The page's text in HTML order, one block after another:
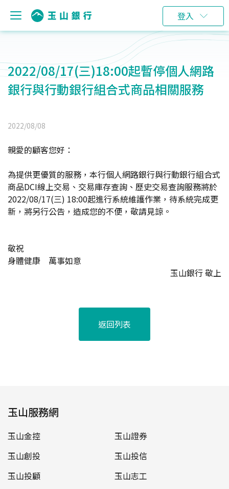
登入
2022/08/17(三)18:00起暫停個人網路
銀行與行動銀行組合式商品相關服務
2022/08/08
親愛的顧客您好：
為提供更優質的服務，本行個人網路銀行與行動銀行組合式
商品DCI線上交易、交易庫存查詢、歷史交易查詢服務將於
2022/08/17(三) 18:00起進行系統維護作業，待系統完成更
新，將另行公告，造成您的不便，敬請見諒。
敬祝
身體健康 萬事如意
玉山銀行 敬上
返回列表
玉山服務網
玉山金控
玉山證券
玉山創投
玉山投信
玉山投顧
玉山志工